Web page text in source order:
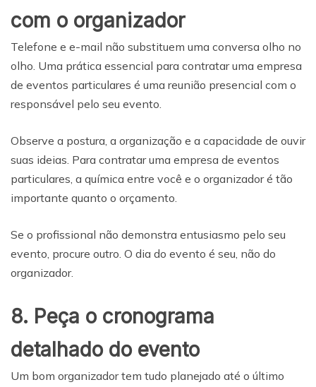
com o organizador
Telefone e e-mail não substituem uma conversa olho no
olho. Uma prática essencial para contratar uma empresa
de eventos particulares é uma reunião presencial com o
responsável pelo seu evento.
Observe a postura, a organização e a capacidade de ouvir
suas ideias. Para contratar uma empresa de eventos
particulares, a química entre você e o organizador é tão
importante quanto o orçamento.
Se o profissional não demonstra entusiasmo pelo seu
evento, procure outro. O dia do evento é seu, não do
organizador.
8. Peça o cronograma
detalhado do evento
Um bom organizador tem tudo planejado até o último